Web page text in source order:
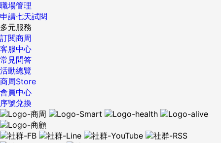
職場管理
申請七天試閱
多元服務
訂閱商周
客服中心
常見問答
活動總覽
商周Store
會員中心
序號兌換